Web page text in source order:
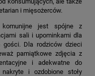
i mięsożerców.
jest spójne z
sali i upominkami dla
Dla rodziców dzieci
pamiątkowe zdjęcia z
i adekwatne do
i ozdobione stoły